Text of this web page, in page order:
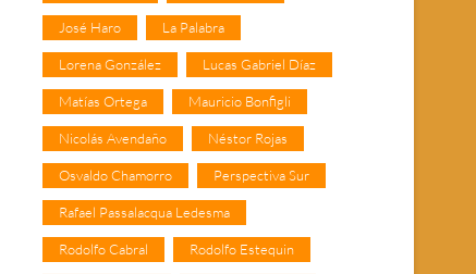
José Haro La Palabra
Lorena González Lucas Gabriel Díaz
Matías Ortega Mauricio Bonfigli
Nicolás Avendaño Néstor Rojas
Osvaldo Chamorro Perspectiva Sur
Rafael Passalacqua Ledesma
Rodolfo Cabral Rodolfo Estequin